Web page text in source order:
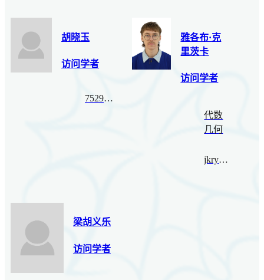
胡晓玉
访问学者
752937362@qq.com
雅各布·克
里茨卡
访问学者
代数
几何
jkryczka@bimsa.cn
梁胡义乐
访问学者